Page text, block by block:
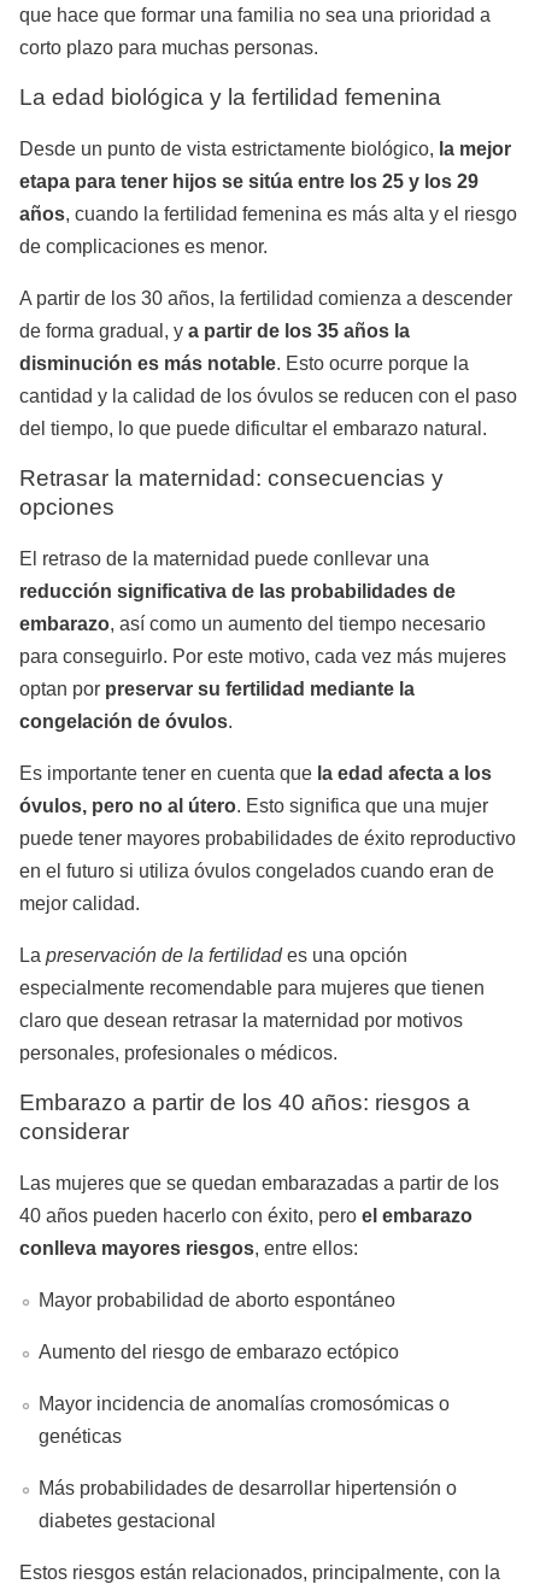
que hace que formar una familia no sea una prioridad a
corto plazo para muchas personas.
La edad biológica y la fertilidad femenina
Desde un punto de vista estrictamente biológico, la mejor
etapa para tener hijos se sitúa entre los 25 y los 29
años, cuando la fertilidad femenina es más alta y el riesgo
de complicaciones es menor.
A partir de los 30 años, la fertilidad comienza a descender
de forma gradual, y a partir de los 35 años la
disminución es más notable. Esto ocurre porque la
cantidad y la calidad de los óvulos se reducen con el paso
del tiempo, lo que puede dificultar el embarazo natural.
Retrasar la maternidad: consecuencias y
opciones
El retraso de la maternidad puede conllevar una
reducción significativa de las probabilidades de
embarazo, así como un aumento del tiempo necesario
para conseguirlo. Por este motivo, cada vez más mujeres
optan por preservar su fertilidad mediante la
congelación de óvulos.
Es importante tener en cuenta que la edad afecta a los
óvulos, pero no al útero. Esto significa que una mujer
puede tener mayores probabilidades de éxito reproductivo
en el futuro si utiliza óvulos congelados cuando eran de
mejor calidad.
La preservación de la fertilidades una opción
especialmente recomendable para mujeres que tienen
claro que desean retrasar la maternidad por motivos
personales, profesionales o médicos.
Embarazo a partir de los 40 años: riesgos a
considerar
Las mujeres que se quedan embarazadas a partir de los
40 años pueden hacerlo con éxito, pero el embarazo
conlleva mayores riesgos, entre ellos:
Mayor probabilidad de aborto espontáneo
Aumento del riesgo de embarazo ectópico
Mayor incidencia de anomalías cromosómicas o
genéticas
Más probabilidades de desarrollar hipertensión o
diabetes gestacional
Estos riesgos están relacionados, principalmente, con la